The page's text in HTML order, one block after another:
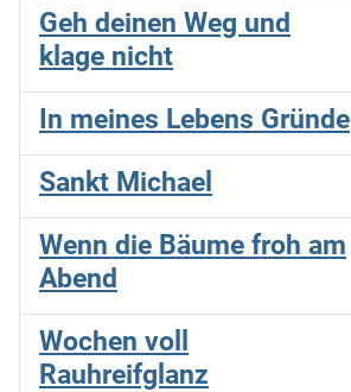
Geh deinen Weg und
klage nicht
In meines Lebens Gründe
Sankt Michael
Wenn die Bäume froh am
Abend
Wochen voll
Rauhreifglanz